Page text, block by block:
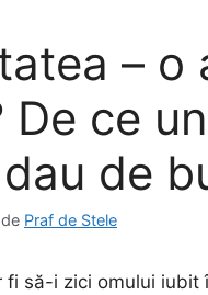
– o
De ce
de
de Praf de Stele
fi să-i zici omului